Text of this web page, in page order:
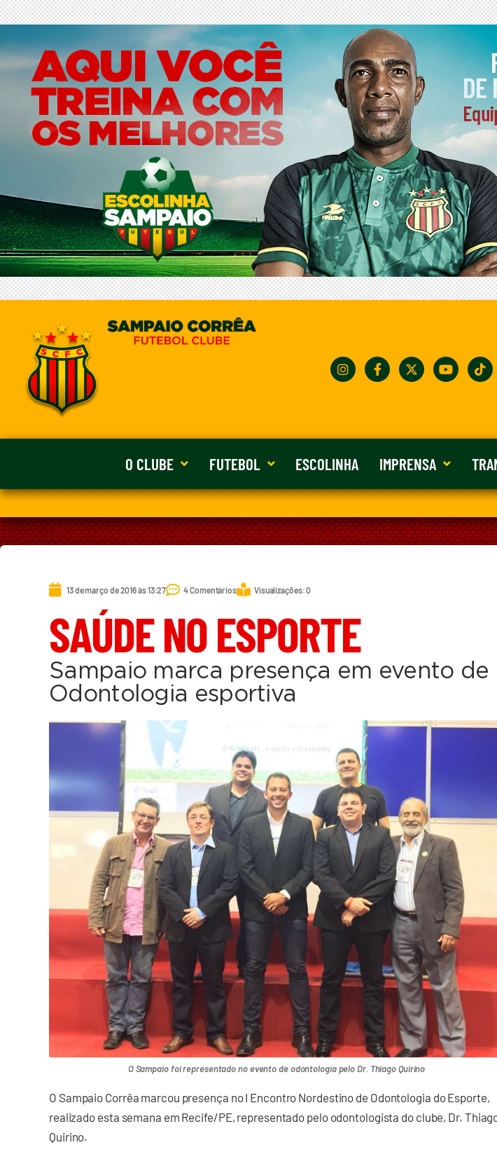
O CLUBE FUTEBOL ESCOLINHA IMPRENSA
13 de março de 2016 às 13:27 4 Comentários Visualizações: 0
SAÚDE NO ESPORTE
Sampaio marca presença em evento de
Odontologia esportiva
O Sampaio foi representado no evento de odontologia pelo Dr. Thiago Quirino
O Sampaio Corrêa marcou presença no I Encontro Nordestino de Odontologia do Esporte,
realizado esta semana em Recife/PE, representado pelo odontologista do clube, Dr.
Quirino.